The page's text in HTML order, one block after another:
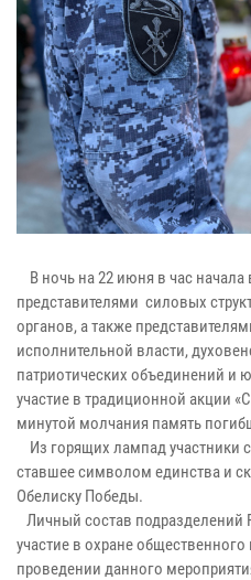
В ночь на 22 июня в час
представителями силовых
органов, а также
исполнительной власти,
патриотических объединений и
участие в традиционной акции
минутой молчания память
Из горящих лампад участники
ставшее символом единства и
Обелиску Победы.
Личный состав подразделений
участие в охране
проведении данного